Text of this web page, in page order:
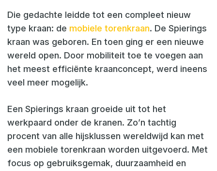
Die gedachte leidde tot een compleet nieuw
type kraan: de mobiele torenkraan. De Spierings
kraan was geboren. En toen ging er een nieuwe
wereld open. Door mobiliteit toe te voegen aan
het meest efficiënte kraanconcept, werd ineens
veel meer mogelijk.
Een Spierings kraan groeide uit tot het
werkpaard onder de kranen. Zo’n tachtig
procent van alle hijsklussen wereldwijd kan met
een mobiele torenkraan worden uitgevoerd. Met
focus op gebruiksgemak, duurzaamheid en